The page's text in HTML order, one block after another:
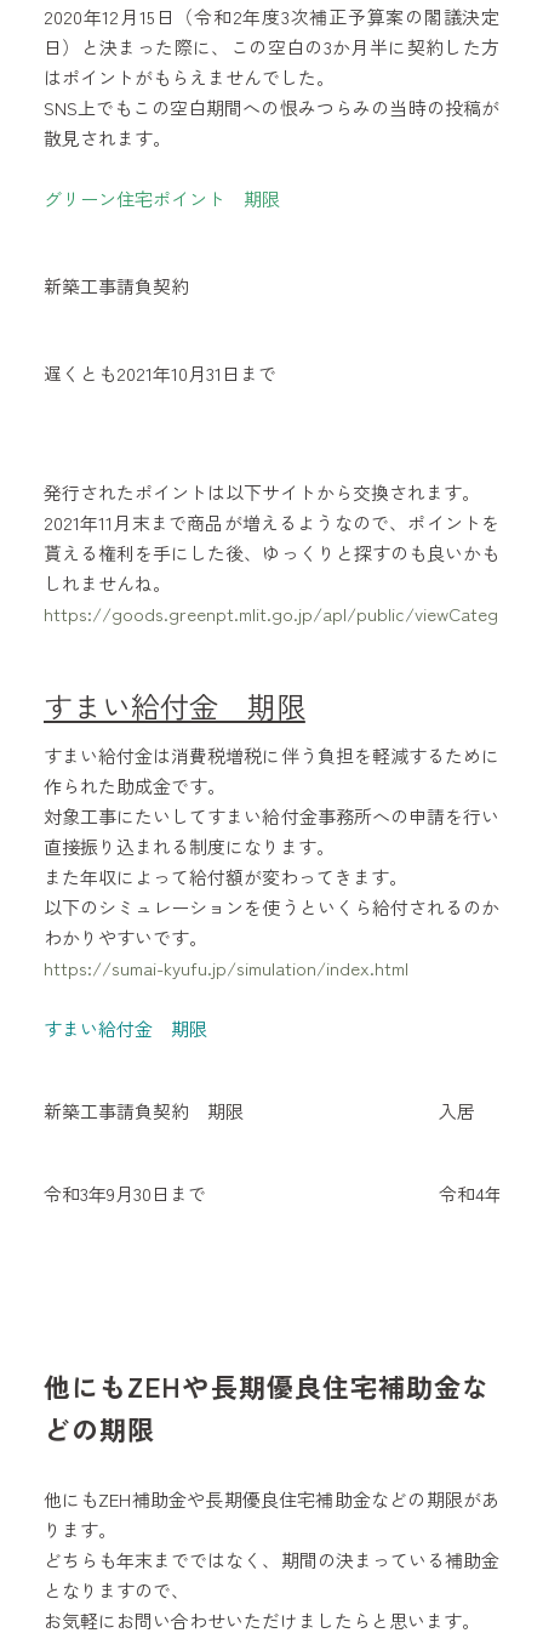
2020年12月15日（令和2年度3次補正予算案の閣議決定
日）と決まった際に、この空白の3か月半に契約した方
はポイントがもらえませんでした。
SNS上でもこの空白期間への恨みつらみの当時の投稿が
散見されます。
グリーン住宅ポイント 期限
新築工事請負契約
遅くとも2021年10月31日まで
発行されたポイントは以下サイトから交換されます。
2021年11月末まで商品が増えるようなので、ポイントを
貰える権利を手にした後、ゆっくりと探すのも良いかも
しれませんね。
https://goods.greenpt.mlit.go.jp/apl/public/
すまい給付金 期限
すまい給付金は消費税増税に伴う負担を軽減するために
作られた助成金です。
対象工事にたいしてすまい給付金事務所への申請を行い
直接振り込まれる制度になります。
また年収によって給付額が変わってきます。
以下のシミュレーションを使うといくら給付されるのか
わかりやすいです。
https://sumai-kyufu.jp/simulation/index.html
すまい給付金 期限
新築工事請負契約 期限 入居
令和3年9月30日まで 令和4年12月
他にもZEHや長期優良住宅補助金な
どの期限
他にもZEH補助金や長期優良住宅補助金などの期限があ
ります。
どちらも年末までではなく、期間の決まっている補助金
となりますので、
お気軽にお問い合わせいただけましたらと思います。